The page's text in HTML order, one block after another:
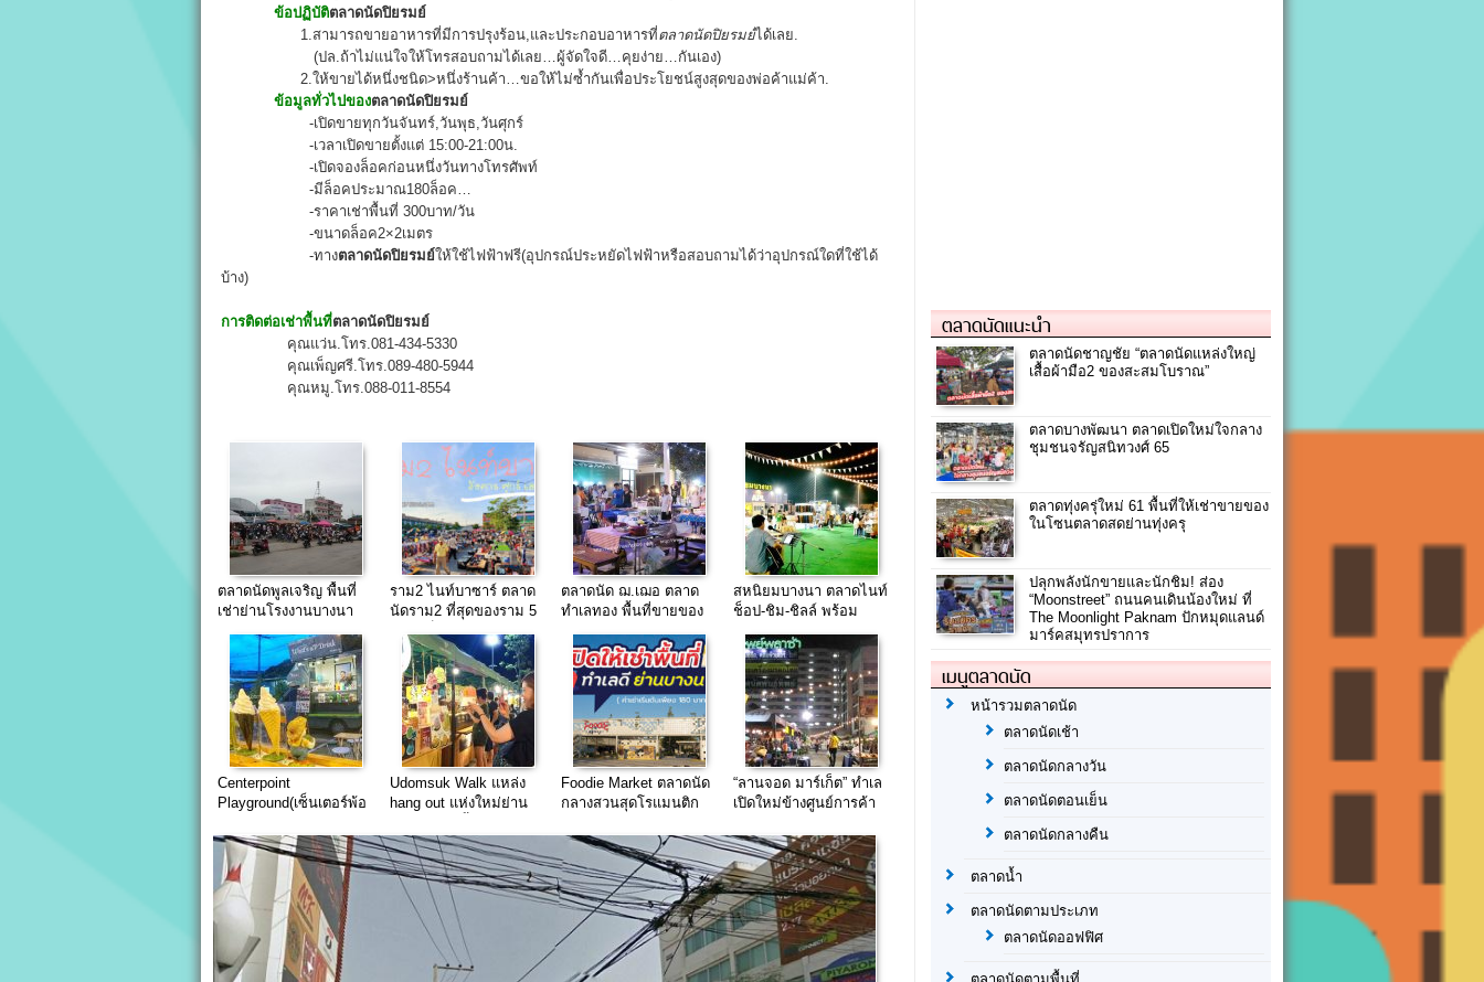
ข้อปฏิบัติตลาดนัดปิยรมย์
1.สามารถขายอาหารที่มีการปรุงร้อน,และประกอบอาหารที่ตลาดนัดปิยรมย์ได้เลย.
(ปล.ถ้าไม่แน่ใจให้โทรสอบถามได้เลย…ผู้จัดใจดี…คุยง่าย…กันเอง)
2.ให้ขายได้หนึ่งชนิด>หนึ่งร้านค้า…ขอให้ไม่ซ้ำกันเพื่อประโยชน์สูงสุดของพ่อค้าแม่ค้า.
ข้อมูลทั่วไปของตลาดนัดปิยรมย์
-เปิดขายทุกวันจันทร์,วันพุธ,วันศุกร์
-เวลาเปิดขายตั้งแต่ 15:00-21:00น.
-เปิดจองล็อคก่อนหนึ่งวันทางโทรศัพท์
-มีล็อคประมาณ180ล็อค…
-ราคาเช่าพื้นที่ 300บาท/วัน
-ขนาดล็อค2×2เมตร
-ทางตลาดนัดปิยรมย์ให้ใช้ไฟฟ้าฟรี(อุปกรณ์ประหยัดไฟฟ้าหรือสอบถามได้ว่าอุปกรณ์ใดที่ใช้ได้
บ้าง)
การติดต่อเช่าพื้นที่ตลาดนัดปิยรมย์
คุณแว่น.โทร.081-434-5330
คุณเพ็ญศรี.โทร.089-480-5944
คุณหมู.โทร.088-011-8554
ตลาดนัดพูลเจริญ พื้นที่
เช่าย่านโรงงานบางนา
ราม2 ไนท์บาซาร์ ตลาด
นัดราม2 ที่สุดของราม 5
ตลาดนัด ฌ.เฌอ ตลาด
ทำเลทอง พื้นที่ขายของ
สหนิยมบางนา ตลาดไนท์
ช็อป-ชิม-ชิลล์ พร้อม
Centerpoint
Playground(เซ็นเตอร์พ้อ
ถึง 30 พ.ย. 60
Udomsuk Walk แหล่ง
hang out แห่งใหม่ย่าน
Foodie Market ตลาดนัด
กลางสวนสุดโรแมนติก
(แฟชั่น-ขายฟรี)
“ลานจอด มาร์เก็ต” ทำเล
เปิดใหม่ข้างศูนย์การค้า
ตลาดนัดแนะนำ
ตลาดนัดชาญชัย “ตลาดนัดแหล่งใหญ่
เสื้อผ้ามือ2 ของสะสมโบราณ”
ตลาดบางพัฒนา ตลาดเปิดใหม่ใจกลาง
ชุมชนจรัญสนิทวงศ์ 65
ตลาดทุ่งครุ่ใหม่ 61 พื้นที่ให้เช่าขายของ
ในโซนตลาดสดย่านทุ่งครุ
ปลุกพลังนักขายและนักชิม! ส่อง
“Moonstreet” ถนนคนเดินน้องใหม่ ที่
The Moonlight Paknam ปักหมุดแลนด์
มาร์คสมุทรปราการ
เมนูตลาดนัด
หน้ารวมตลาดนัด
ตลาดนัดเช้า
ตลาดนัดกลางวัน
ตลาดนัดตอนเย็น
ตลาดนัดกลางคืน
ตลาดน้ำ
ตลาดนัดตามประเภท
ตลาดนัดออฟฟิศ